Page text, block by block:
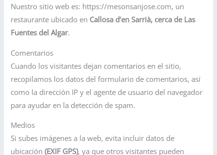
Nuestro sitio web es: https://mesonsanjose.com, un
restaurante ubicado en Callosa d’en Sarrià, cerca de Las
Fuentes del Algar.
Comentarios
Cuando los visitantes dejan comentarios en el sitio,
recopilamos los datos del formulario de comentarios, así
como la dirección IP y el agente de usuario del navegador
para ayudar en la detección de spam.
Medios
Si subes imágenes a la web, evita incluir datos de
ubicación(EXIF GPS), ya que otros visitantes pueden